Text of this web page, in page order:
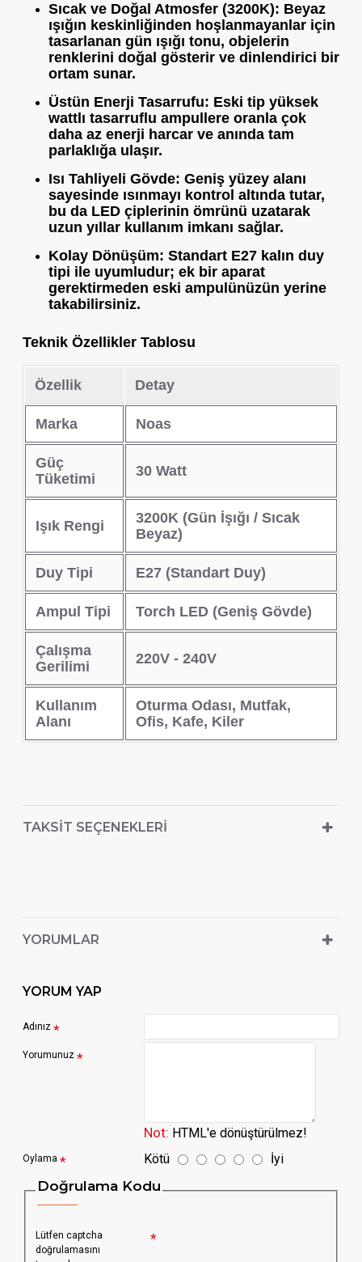
Sıcak ve Doğal Atmosfer (3200K): Beyaz
ışığın keskinliğinden hoşlanmayanlar için
tasarlanan gün ışığı tonu, objelerin
renklerini doğal gösterir ve dinlendirici bir
ortam sunar.
Üstün Enerji Tasarrufu: Eski tip yüksek
wattlı tasarruflu ampullere oranla çok
daha az enerji harcar ve anında tam
parlaklığa ulaşır.
Isı Tahliyeli Gövde: Geniş yüzey alanı
sayesinde ısınmayı kontrol altında tutar,
bu da LED çiplerinin ömrünü uzatarak
uzun yıllar kullanım imkanı sağlar.
Kolay Dönüşüm: Standart E27 kalın duy
tipi ile uyumludur; ek bir aparat
gerektirmeden eski ampulünüzün yerine
takabilirsiniz.
Teknik Özellikler Tablosu
Özellik Detay
Marka Noas
Güç
Tüketimi
30 Watt
Işık Rengi
3200K (Gün İşığı / Sıcak
Beyaz)
Duy Tipi E27 (Standart Duy)
Ampul Tipi Torch LED (Geniş Gövde)
Çalışma
Gerilimi
220V - 240V
Kullanım
Alanı
Oturma Odası, Mutfak,
Ofis, Kafe, Kiler
TAKSIT SEÇENEKLERI
YORUMLAR
YORUM YAP
Adınız
Yorumunuz
Not: HTML'e dönüştürülmez!
Oylama Kötü İyi
Doğrulama Kodu
Lütfen captcha
doğrulamasını